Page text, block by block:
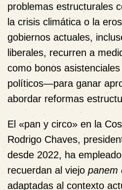
problemas estructurales
la crisis climática o la
gobiernos actuales,
liberales, recurren a
como bonos
políticos—para ganar
abordar reformas
El «pan y circo» en la
Rodrigo Chaves,
desde 2022, ha
recuerdan al viejo panem
adaptadas al contexto